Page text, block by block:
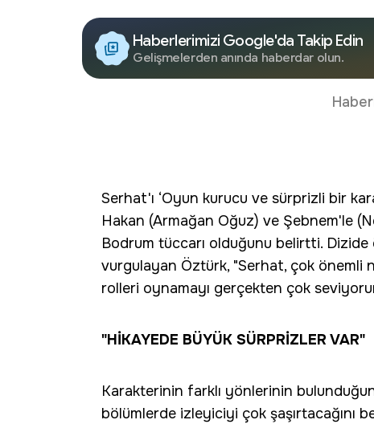
Haberlerimizi Google'da Takip Edin
Gelişmelerden anında haberdar olun.
Serhat'ı ‘Oyun kurucu ve sürprizli bir
Hakan (Armağan Oğuz) ve Şebnem'le
Bodrum tüccarı olduğunu belirtti.
vurgulayan Öztürk, "Serhat, çok önemli
rolleri oynamayı gerçekten çok
"HİKAYEDE BÜYÜK SÜRPRİZLER VAR"
Karakterinin farklı yönlerinin
bölümlerde izleyiciyi çok şaşırtacağını